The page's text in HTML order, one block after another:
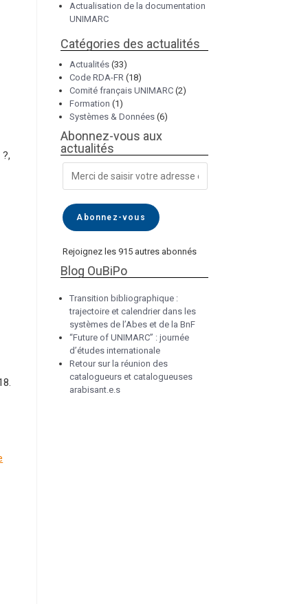
Actualisation de la documentation
UNIMARC
Catégories des actualités
Actualités (33)
Code RDA-FR (18)
Comité français UNIMARC (2)
Formation (1)
Systèmes & Données (6)
Abonnez-vous aux
actualités
Abonnez-vous
Rejoignez les 915 autres abonnés
Blog OuBiPo
Transition bibliographique :
trajectoire et calendrier dans les
systèmes de l’Abes et de la BnF
“Future of UNIMARC” : journée
d’études internationale
Retour sur la réunion des
catalogueurs et catalogueuses
arabisant.e.s